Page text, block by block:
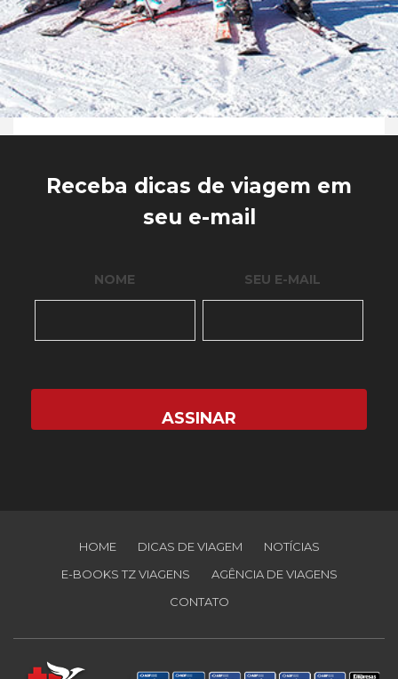
Receba dicas de viagem em
seu e-mail
NOME SEU E-MAIL
HOME DICAS DE VIAGEM
NOTÍCIAS
E-BOOKS TZ VIAGENS
AGÊNCIA DE VIAGENS
CONTATO